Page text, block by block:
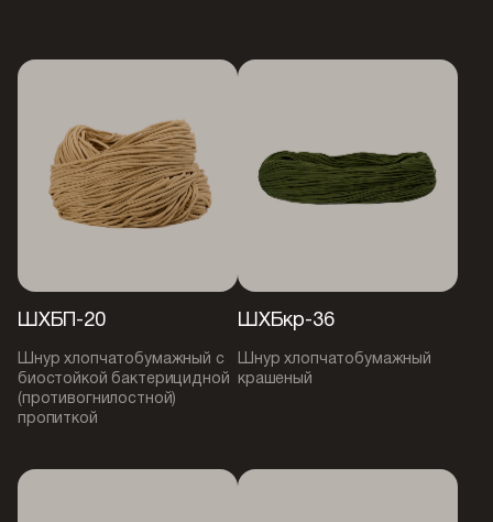
ШХБП-20
Шнур хлопчатобумажный с
биостойкой бактерицидной
(противогнилостной)
пропиткой
ШХБкр-36
Шнур хлопчатобумажный
крашеный